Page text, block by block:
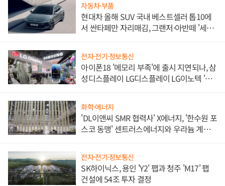
자동차·부품
현대차 올해 SUV 국내 베스트셀러 톱10에
서 싼타페만 자리매김, 그랜저·아반떼 '세단
전자·전기·정보통신
아이폰18 '메모리 부족'에 출시 지연되나, 삼
성디스플레이 LG디스플레이 LG이노텍 '탈
화학·에너지
'DL이앤씨 SMR 협력사' X에너지, '한수원 포
스코 동맹' 센트러스에너지와 우라늄 계약
전자·전기·정보통신
SK하이닉스, 용인 'Y2' 팹과 청주 'M17' 팹
건설에 54조 투자 결정